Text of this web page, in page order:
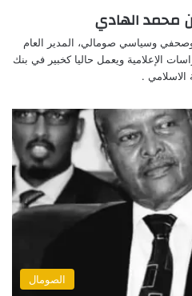
محمد الهادي
وسياسي صومالي، المدير العام
الإعلامية ويعمل حاليا كخبير في بنك
الاسلامي .
الصومال